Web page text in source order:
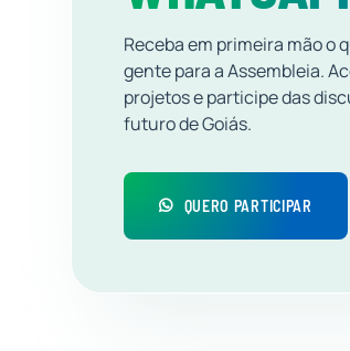
Receba em primeira mão o
gente para a Assembleia.
projetos e participe das
futuro de Goiás.
QUERO PARTICIPAR